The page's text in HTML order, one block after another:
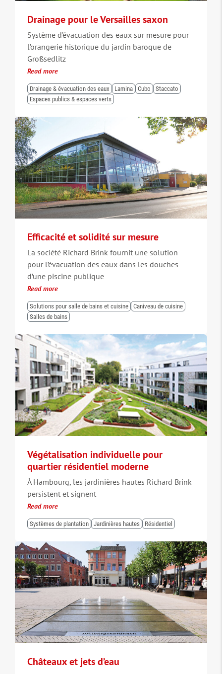
Drainage pour le Versailles saxon
Système d’évacuation des eaux sur mesure pour
l’orangerie historique du jardin baroque de
Großsedlitz
Read more
Drainage & évacuation des eaux Lamina Cubo
Staccato
Espaces publics & espaces verts
Efficacité et solidité sur mesure
La société Richard Brink fournit une solution
pour l’évacuation des eaux dans les douches
d’une piscine publique
Read more
Solutions pour salle de bains et cuisine
Caniveau de cuisine
Salles de bains
Végétalisation individuelle pour
quartier résidentiel moderne
À Hambourg, les jardinières hautes Richard Brink
persistent et signent
Read more
Systèmes de plantation Jardinières hautes Résidentiel
Châteaux et jets d’eau